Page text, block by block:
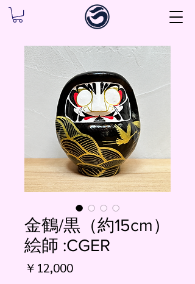
金鶴/黒（約15cm）
絵師 :CGER
￥12,000価